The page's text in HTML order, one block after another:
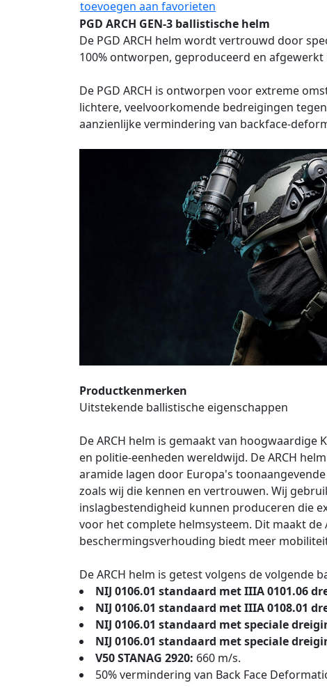
toevoegen aan favorieten
PGD ARCH GEN-3 ballistische helm
De PGD ARCH helm wordt vertrouwd door
100% ontworpen, geproduceerd en afgewerkt
De PGD ARCH is ontworpen voor extreme
lichtere, veelvoorkomende bedreigingen
aanzienlijke vermindering van backface-
Productkenmerken
Uitstekende ballistische eigenschappen
De ARCH helm is gemaakt van
en politie-eenheden wereldwijd. De ARCH
aramide lagen door Europa's
zoals wij die kennen en vertrouwen. Wij
inslagbestendigheid kunnen produceren die
voor het complete helmsysteem. Dit maakt
beschermingsverhouding biedt meer
De ARCH helm is getest volgens de volgende
NIJ 0106.01 standaard met IIIA 0101.06
NIJ 0106.01 standaard met IIIA 0108.01
NIJ 0106.01 standaard met speciale
NIJ 0106.01 standaard met speciale
V50 STANAG 2920: 660 m/s.
50% vermindering van Back Face